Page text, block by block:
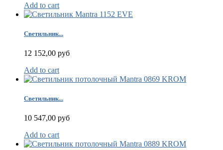
Add to cart
Светильник...
12 152,00 руб
Add to cart
Светильник...
10 547,00 руб
Add to cart